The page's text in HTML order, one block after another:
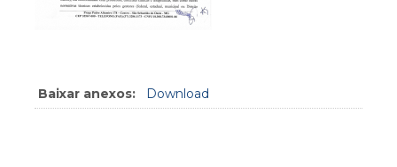
Baixar anexos: Download